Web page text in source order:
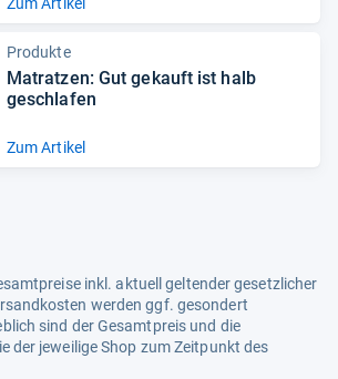
Zum Artikel
Produkte
Matrat­zen: Gut gekauft ist halb
geschla­fen
Zum Artikel
inkl. aktuell geltender gesetzlicher
werden ggf. gesondert
sind der Gesamtpreis und die
der jeweilige Shop zum Zeitpunkt des